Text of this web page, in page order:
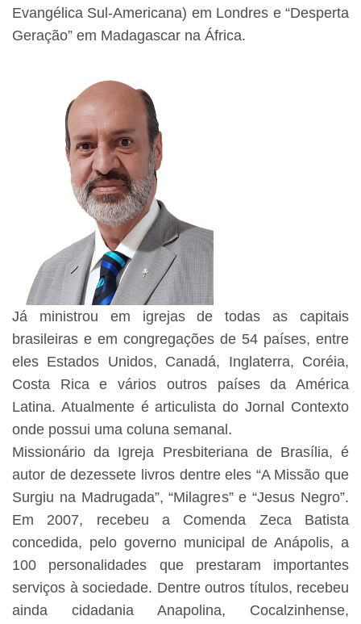
Evangélica Sul-Americana) em Londres e “Desperta
Geração” em Madagascar na África.
Já ministrou em igrejas de todas as capitais
brasileiras e em congregações de 54 países, entre
eles Estados Unidos, Canadá, Inglaterra, Coréia,
Costa Rica e vários outros países da América
Latina. Atualmente é articulista do Jornal Contexto
onde possui uma coluna semanal.
Missionário da Igreja Presbiteriana de Brasília, é
autor de dezessete livros dentre eles “A Missão que
Surgiu na Madrugada”, “Milagres” e “Jesus Negro”.
Em 2007, recebeu a Comenda Zeca Batista
concedida, pelo governo municipal de Anápolis, a
100 personalidades que prestaram importantes
serviços à sociedade. Dentre outros títulos, recebeu
ainda cidadania Anapolina, Cocalzinhense,